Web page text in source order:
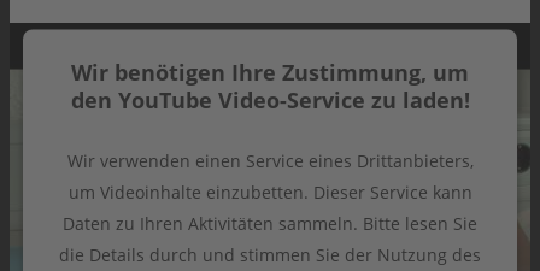
NORMEN
SCHUTZZONEN
SCHULUNGEN
ESD FORUM e.V.
Wir benötigen Ihre Zustimmung, um
den YouTube Video-Service zu laden!
Wir verwenden einen Service eines Drittanbieters,
um Videoinhalte einzubetten. Dieser Service kann
Daten zu Ihren Aktivitäten sammeln. Bitte lesen Sie
die Details durch und stimmen Sie der Nutzung des